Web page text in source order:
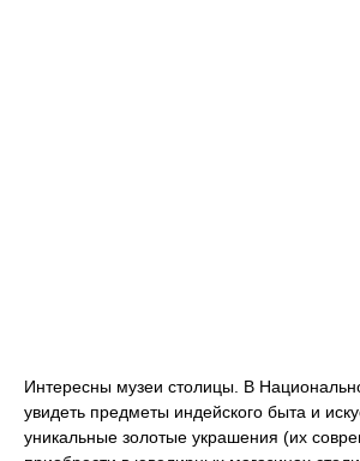
Интересны музеи столицы. В
увидеть предметы индейского быта и
уникальные золотые украшения (их